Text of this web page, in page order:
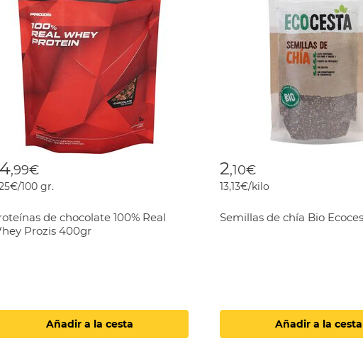
,99€
100 gr.
de chocolate 100% Real
Prozis 400gr
Añadir a la cesta
2,10€
13,13€/kilo
Semillas de chía Bio
Añadir a la cesta